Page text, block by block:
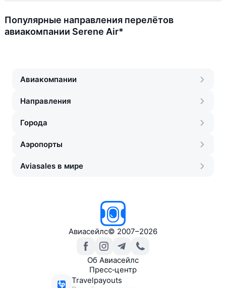
Популярные направления перелётов
авиакомпании Serene Air*
Авиакомпании
Направления
Города
Аэропорты
Aviasales в мире
Авиасейлс© 2007–2026
Об Авиасейлс
Пресс‑центр
Travelpayouts